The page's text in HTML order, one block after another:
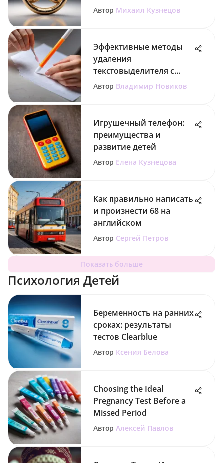
Автор Михаил Кузнецов
Эффективные методы
удаления
текстовыделителя с
бумаги
Автор Владимир Новиков
Игрушечный телефон:
преимущества и
развитие детей
Автор Елена Кузнецова
Как правильно написать
и произнести 68 на
английском
Автор Сергей Петров
Показать больше
Психология Детей
Беременность на ранних
сроках: результаты
тестов Clearblue
Автор Ксения Белова
Choosing the Ideal
Pregnancy Test Before a
Missed Period
Автор Алексей Павлов